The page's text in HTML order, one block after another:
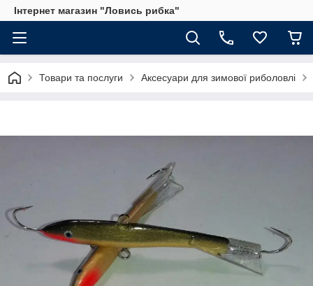
Інтернет магазин "Ловись рибка"
Товари та послуги Аксесуари для зимової риболовлі